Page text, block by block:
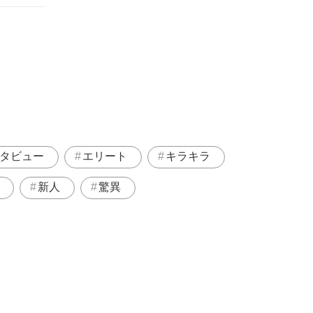
ビュー エリート キラキラ
新人 驚異